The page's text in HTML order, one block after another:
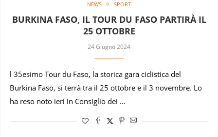
NEWS SPORT
BURKINA FASO, IL TOUR DU FASO PARTIRÀ IL
25 OTTOBRE
24 Giugno 2024
l 35esimo Tour du Faso, la storica gara ciclistica del
Burkina Faso, si terrà tra il 25 ottobre e il 3 novembre. Lo
ha reso noto ieri in Consiglio dei …